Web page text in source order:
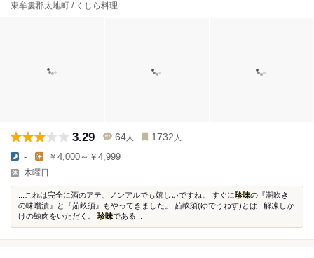
東牟婁郡太地町 / くじら料理
3.29 64 人 1732 人
- ￥4,000～￥4,999
木曜日
...これは完全に酒のアテ、ノンアルでも嬉しいですね。 すぐに珍味の『潮吹き
の味噌漬』と『茹畝須』もやってきました。 茹畝須(ゆでうねす)とは...解凍しか
けの鯨肉をいただく。 珍味である...